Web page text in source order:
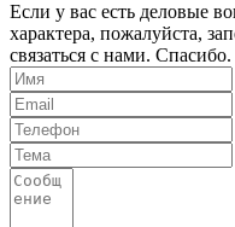
Если у вас есть деловые
характера, пожалуйста,
связаться с нами. Спасибо.